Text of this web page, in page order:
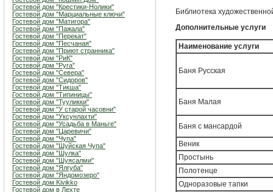
Гостевой дом "Крестики-Нолики"
Гостевой дом "Марциальные ключи"
Гостевой дом "Матигора"
Гостевой дом "Пажала"
Гостевой дом "Перекат"
Гостевой дом "Песчаная"
Гостевой дом "Приют странника"
Гостевой дом "РиК"
Гостевой дом "Руга"
Гостевой дом "Севера"
Гостевой дом "Сидоров"
Гостевой дом "Тикша"
Гостевой дом "Типиницы"
Гостевой дом "Тууликки"
Гостевой дом "У старой часовни"
Гостевой дом "Уксунлахти"
Гостевой дом "Усадьба в Маньге"
Гостевой дом "Царевичи"
Гостевой дом "Чупа"
Гостевой дом "Шуйская Чупа"
Гостевой дом "Шулка"
Гостевой дом "Шуясалми"
Гостевой дом "Ялгуба"
Гостевой дом "Яндомозеро"
Гостевой дом Kivikko
Гостевой дом в Лехте
Библиотека
Дополнительные услуги
Наименование услуги
Баня Русская
Баня Малая
Баня с мансардой
Веник
Простынь
Полотенце
Одноразовые тапки